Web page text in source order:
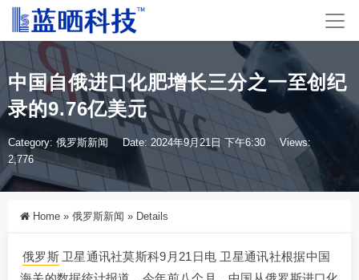
中国自俄进口化肥增长三分之一至创纪
录的9.76亿美元
Category: 俄罗斯新闻 Date: 2024年9月21日 下午6:30
Views:
2,776
Home » 俄罗斯新闻 » Details
俄罗斯 卫星通讯社莫斯科9月21日电 卫星通讯社根据中国